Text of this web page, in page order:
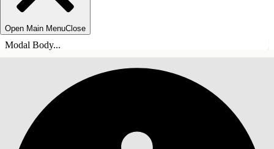
Open Main MenuClose
Modal Body...